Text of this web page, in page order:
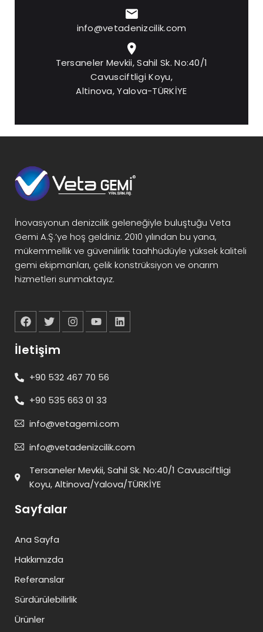
info@vetadenizcilik.com
Tersaneler Mevkii, Sahil Sk. No:40/1
Cavusciftligi Koyu,
Altinova, Yalova-TÜRKİYE
İnovasyonun denizcilik geleneğiyle buluştuğu Veta
Gemi A.Ş.’ye hoş geldiniz. 2010 yılından bu yana,
mükemmellik ve güvenilirlik taahhüdüyle yüksek kaliteli
gemi ekipmanları, çelik konstrüksiyon ve onarım
hizmetleri sunmaktayız.
İletişim
+90 532 467 70 56
+90 535 663 01 33
info@vetagemi.com
info@vetadenizcilik.com
Tersaneler Mevkii, Sahil Sk. No:40/1 Cavusciftligi
Koyu, Altinova/Yalova/TÜRKİYE
Sayfalar
Ana Sayfa
Hakkımızda
Referanslar
Sürdürülebilirlik
Ürünler